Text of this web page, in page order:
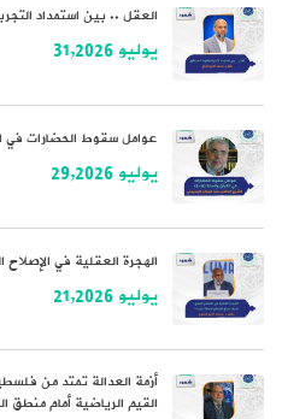
العقل .. بين استمداد
يوليو 31,2026
عوامل سقوط الحضارات في
يوليو 29,2026
الهجرة العقلية في
يوليو 21,2026
أزمة العدالة تمتد من
القيم الرياضية أمام منطق